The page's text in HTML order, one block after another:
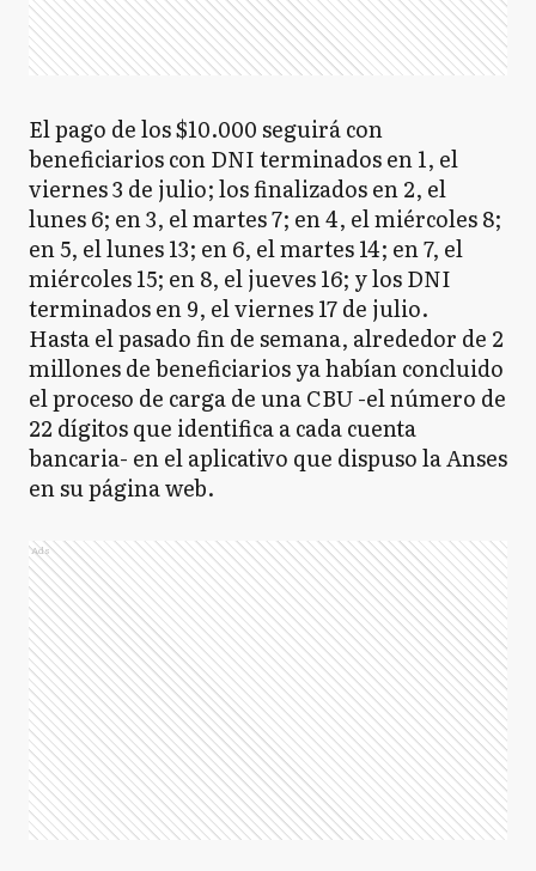
El pago de los $10.000 seguirá con
beneficiarios con DNI terminados en 1, el
viernes 3 de julio; los finalizados en 2, el
lunes 6; en 3, el martes 7; en 4, el miércoles 8;
en 5, el lunes 13; en 6, el martes 14; en 7, el
miércoles 15; en 8, el jueves 16; y los DNI
terminados en 9, el viernes 17 de julio.
Hasta el pasado fin de semana, alrededor de 2
millones de beneficiarios ya habían concluido
el proceso de carga de una CBU -el número de
22 dígitos que identifica a cada cuenta
bancaria- en el aplicativo que dispuso la Anses
en su página web.
Ads